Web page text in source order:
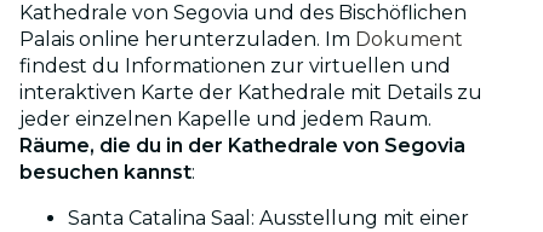
Kathedrale von Segovia und des Bischöflichen
Palais online herunterzuladen. Im Dokument
findest du Informationen zur virtuellen und
interaktiven Karte der Kathedrale mit Details zu
jeder einzelnen Kapelle und jedem Raum.
Räume, die du in der Kathedrale von Segovia
besuchen kannst:
Santa Catalina Saal: Ausstellung mit einer